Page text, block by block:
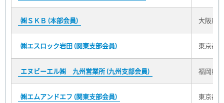
㈱ＳＫＢ (本部会員) 大阪府
㈱エスロック岩田 (関東支部会員) 東京都
エヌビーエル㈱ 九州営業所 (九州支部会員) 福岡県
㈱エムアンドエフ (関東支部会員) 東京都